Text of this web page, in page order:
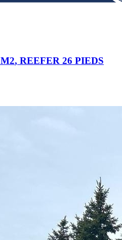
M2, REEFER 26 PIEDS